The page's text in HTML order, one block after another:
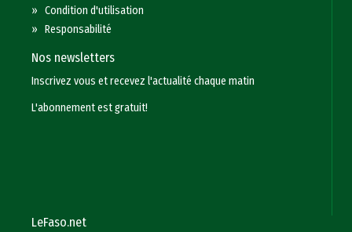
»Condition d'utilisation
»Responsabilité
Nos newsletters
Inscrivez vous et recevez l'actualité chaque matin
L'abonnement est gratuit!
LeFaso.net